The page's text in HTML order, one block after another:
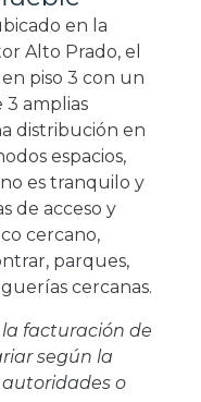
en la
Alto Prado, el
piso 3 con un
3 amplias
distribución en
espacios,
es tranquilo y
de acceso y
cercano,
parques,
cercanas.
facturación de
según la
o